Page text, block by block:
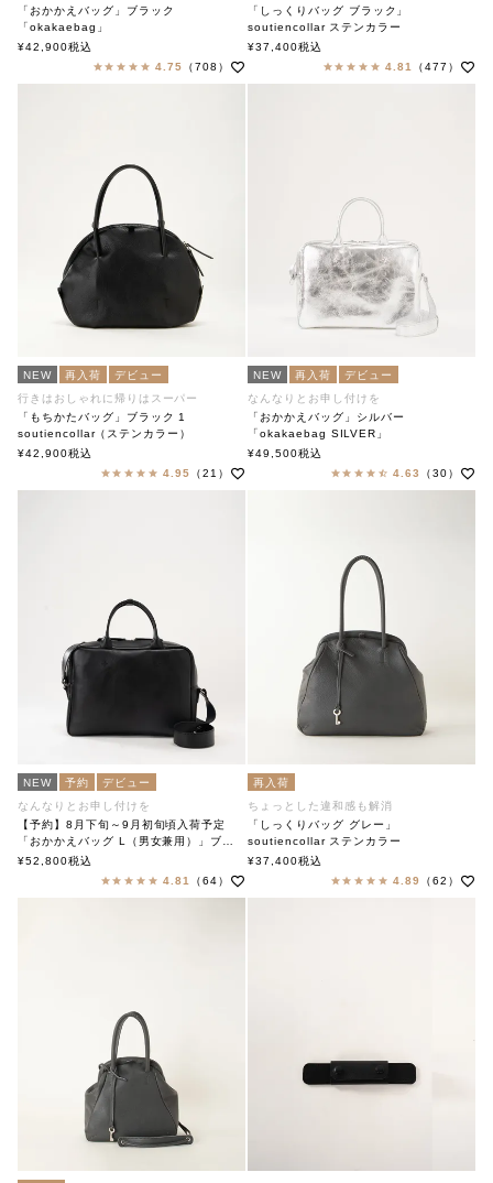
「おかかえバッグ」ブラック
「okakaebag」
soutiencollar（ステンカラー）
¥42,900税込
4.75
（708）
「しっくりバッグ ブラック」
soutiencollar ステンカラー
¥37,400税込
4.81
（477）
NEW 再入荷
デビュー
行きはおしゃれに帰りはスーパー
「もちかたバッグ」ブラック 1
soutiencollar（ステンカラー）
¥42,900税込
4.95
（21）
NEW 再入荷
デビュー
なんなりとお申し付けを
「おかかえバッグ」シルバー
「okakaebag SILVER」
soutiencollar（ステンカラー）
¥49,500税込
4.63
（30）
NEW 予約
デビュー
なんなりとお申し付けを
【予約】8月下旬～9月初旬頃入荷予定
「おかかえバッグ L（男女兼用）」ブラック
「okakaebag L」
¥52,800税込
4.81
（64）
再入荷
ちょっとした違和感も解消
「しっくりバッグ グレー」
soutiencollar ステンカラー
¥37,400税込
4.89
（62）